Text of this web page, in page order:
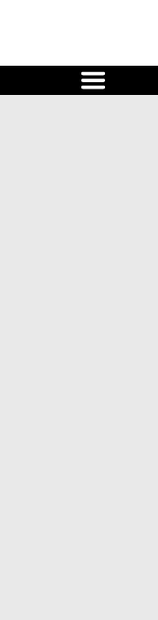
CulturaUNAM